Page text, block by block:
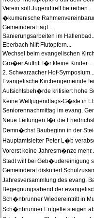
Verein soll Jugendtreff betreiben...
�kumenische
Gemeinderat tagt...
Sanierungsarbeiten im
Eberbach hilft Flutopfern...
Wechsel beim evangelischen
Gro�er Auftritt f�r kleine Kinder...
2. Schwarzacher Hof-Symposium...
Evangelische Kirchengemeinde
Aufsichtsbeh�rde kritisiert hohe
Keine Weltjugendtags-G�ste in
Seniorennachmittag im evang.
Neue Leitungen f�r die
Demn�chst Baubeginn in der
Hauptamtsleiter Peter L�b
Vorerst keine Jahresm�nze
Stadt will bei Geb�udereinigung
Gemeinderat diskutiert
Jahresversammlung des evang.
Begegnungsabend der
Sch�nbrunner Wiedereintritt in
Sch�nbrunner Entgelte steigen